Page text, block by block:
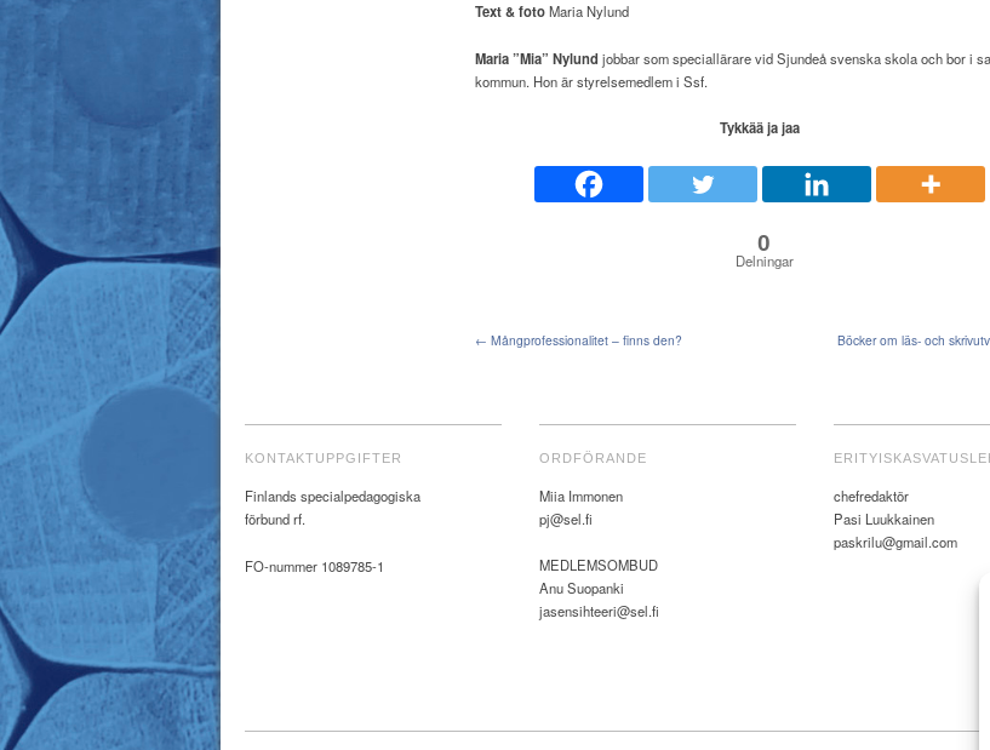
Text & fotoMaria Nylund
Maria ”Mia” Nylund jobbar som speciallärare vid Sjundeå svenska skola och bor i
kommun. Hon är styrelsemedlem i Ssf.
Tykkää ja jaa
0
Delningar
← Mångprofessionalitet – finns den? Böcker om läs- och
KONTAKTUPPGIFTER
Finlands specialpedagogiska
förbund rf.
FO-nummer 1089785-1
ORDFÖRANDE
Miia Immonen
pj@sel.fi
MEDLEMSOMBUD
Anu Suopanki
jasensihteeri@sel.fi
chefredaktör
Pasi Luukkainen
paskrilu@gmail.com